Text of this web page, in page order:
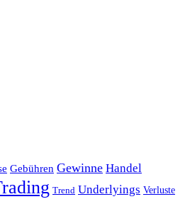
Gebühren Gewinne Handel
Trend Underlyings Verluste